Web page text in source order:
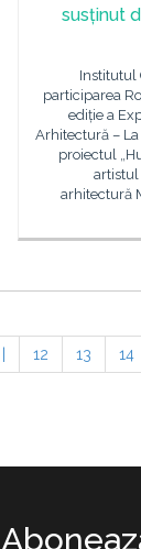
susținut
Institutul
participarea
ediție a
Arhitectură –
proiectul
artistul
arhitectură
12 13 14